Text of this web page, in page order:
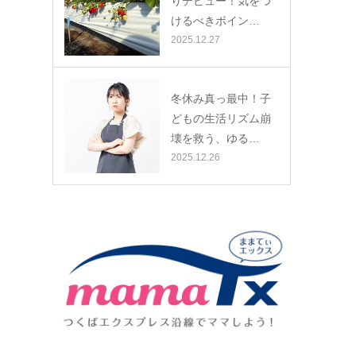
けるべきポイン…
2025.12.27
冬休み真っ最中！子
どもの生活リズム崩
壊を救う、ゆる…
2025.12.26